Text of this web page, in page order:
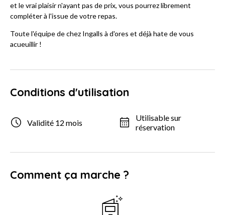
et le vrai plaisir n'ayant pas de prix, vous pourrez librement
compléter à l'issue de votre repas.
Toute l'équipe de chez Ingalls à d'ores et déjà hate de vous
acueuillir !
Conditions d'utilisation
Validité 12 mois
Utilisable sur
réservation
Comment ça marche ?